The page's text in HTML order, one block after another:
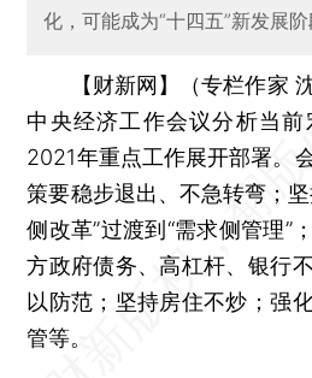
化，可能成为“十四五”新发展
【财新网】（专栏作家
中央经济工作会议分析当
2021年重点工作展开部署。
策要稳步退出、不急转弯；
侧改革”过渡到“需求侧管理”
方政府债务、高杠杆、银行
以防范；坚持房住不炒；强
管等。